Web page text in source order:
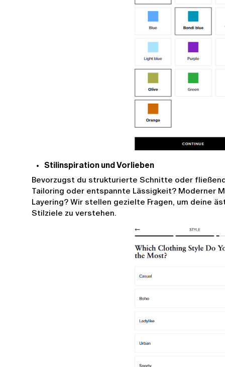
Stilinspiration und Vorlieben
Bevorzugst du strukturierte Schnitte oder
Tailoring oder entspannte Lässigkeit? Moderner
Layering? Wir stellen gezielte Fragen, um deine
Stilziele zu verstehen.